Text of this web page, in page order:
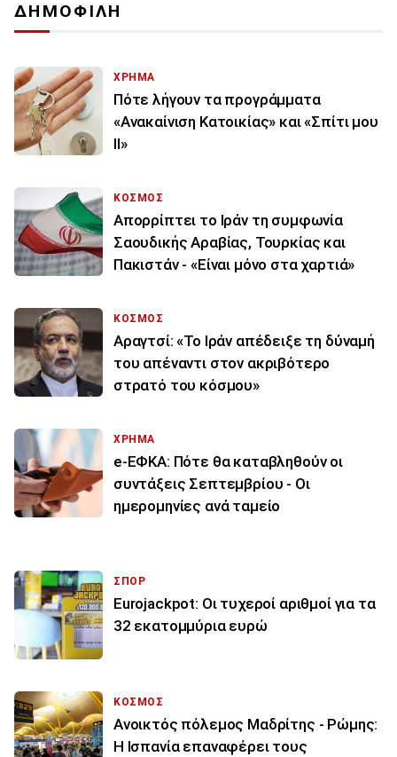
ΔΗΜΟΦΙΛΗ
ΧΡΗΜΑ
Πότε λήγουν τα προγράμματα
«Ανακαίνιση Κατοικίας» και «Σπίτι μου
ΙΙ»
ΚΟΣΜΟΣ
Απορρίπτει το Ιράν τη συμφωνία
Σαουδικής Αραβίας, Τουρκίας και
Πακιστάν - «Είναι μόνο στα χαρτιά»
ΚΟΣΜΟΣ
Αραγτσί: «Το Ιράν απέδειξε τη δύναμή
του απέναντι στον ακριβότερο
στρατό του κόσμου»
ΧΡΗΜΑ
e-ΕΦΚΑ: Πότε θα καταβληθούν οι
συντάξεις Σεπτεμβρίου - Οι
ημερομηνίες ανά ταμείο
ΣΠΟΡ
Eurojackpot: Οι τυχεροί αριθμοί για τα
32 εκατoμμύρια ευρώ
ΚΟΣΜΟΣ
Ανοικτός πόλεμος Μαδρίτης - Ρώμης:
Η Ισπανία επαναφέρει τους